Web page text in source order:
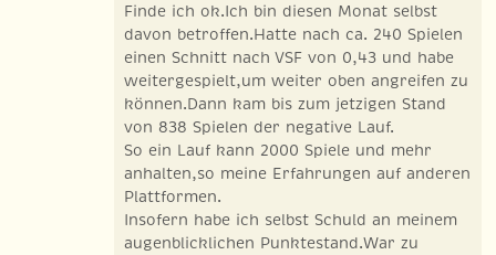
Finde ich ok.Ich bin diesen Monat selbst
davon betroffen.Hatte nach ca. 240 Spielen
einen Schnitt nach VSF von 0,43 und habe
weitergespielt,um weiter oben angreifen zu
können.Dann kam bis zum jetzigen Stand
von 838 Spielen der negative Lauf.
So ein Lauf kann 2000 Spiele und mehr
anhalten,so meine Erfahrungen auf anderen
Plattformen.
Insofern habe ich selbst Schuld an meinem
augenblicklichen Punktestand.War zu